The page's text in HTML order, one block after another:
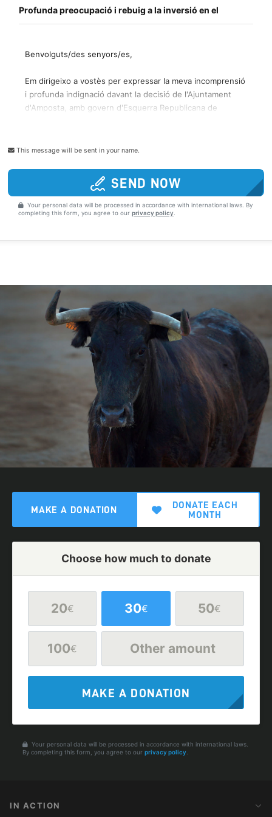
This message will be sent in your name.
SEND NOW
Your personal data will be processed in accordance with international laws. By
completing this form, you agree to our privacy policy
MAKE A DONATION
DONATE EACH
MONTH
Choose how much to donate
20€ 30€ 50€
100€ Other amount
MAKE A DONATION
Your personal data will be processed in accordance with international laws.
By completing this form, you agree to our privacy policy
IN ACTION